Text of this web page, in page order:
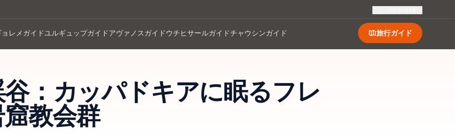
ョレメガイドユルギュップガイドアヴァノスガイドウチヒサールガイドチャウシンガイド 旅行ガイド
：カッパドキアに眠るフレ
教会群